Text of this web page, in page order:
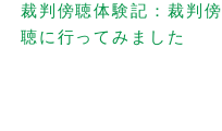
裁判傍聴体験記：裁判傍
聴に行ってみました